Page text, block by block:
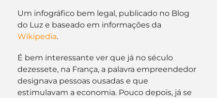
Um infográfico bem legal, publicado no Blog
do Luz e baseado em informações da
Wikipedia.
É bem interessante ver que já no século
dezessete, na França, a palavra empreendedor
designava pessoas ousadas e que
estimulavam a economia. Pouco depois, já se